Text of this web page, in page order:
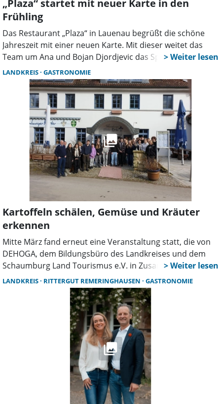
„Plaza“ startet mit neuer Karte in den
Frühling
Das Restaurant „Plaza“ in Lauenau begrüßt die schöne
Jahreszeit mit einer neuen Karte. Mit dieser weitet das
Team um Ana und Bojan Djordjevic das Speiseangebot
aus. Viele neue Gerichte locken auch zum etwas kürzeren,
aber genussvollen Einkehren, sie ergänzen die bewährte
Fine-Dining-Kulinarik.
LANDKREIS GASTRONOMIE
Kartoffeln schälen, Gemüse und Kräuter
erkennen
Mitte März fand erneut eine Veranstaltung statt, die von
DEHOGA, dem Bildungsbüro des Landkreises und dem
Schaumburg Land Tourismus e.V. in Zusammenarbeit mit
weiteren Institutionen organisiert wurde. Diese sind an
der Ausbildung junger Menschen beteiligt und haben
gastronomische Betriebe im Landkreis besucht, die
Ausbildungsplätze in allen Berufen der Gastronomie
anbieten. Eingeladen waren Schülerinnen und Schüler der
allgemeinbildenden Schulen im Landkreis, insbesondere
die Abschlussklassen, da für diese jungen Menschen nun
die Berufswahl ansteht.
LANDKREIS RITTERGUT REMERINGHAUSEN GASTRONOMIE